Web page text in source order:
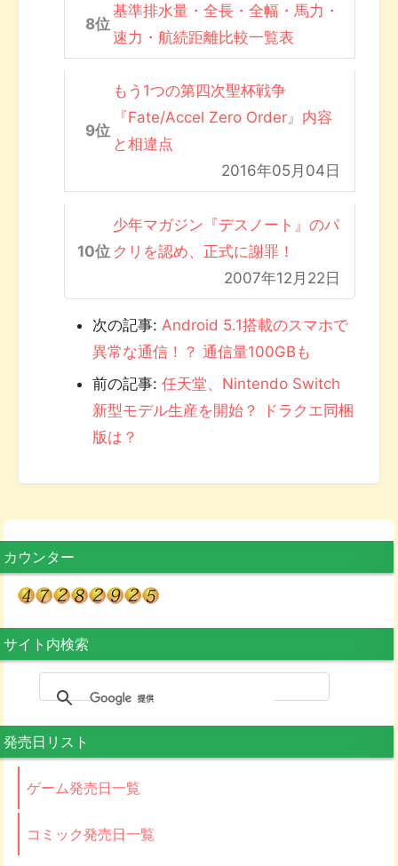
基準排水量・全長・全幅・馬力・
速力・航続距離比較一覧表
もう1つの第四次聖杯戦争
『Fate/Accel Zero Order』内容
と相違点
2016年05月04日
少年マガジン『デスノート』のパ
クリを認め、正式に謝罪！
2007年12月22日
次の記事: Android 5.1搭載のスマホで
異常な通信！？ 通信量100GBも
前の記事: 任天堂、Nintendo Switch
新型モデル生産を開始？ ドラクエ同梱
版は？
カウンター
サイト内検索
発売日リスト
ゲーム発売日一覧
コミック発売日一覧